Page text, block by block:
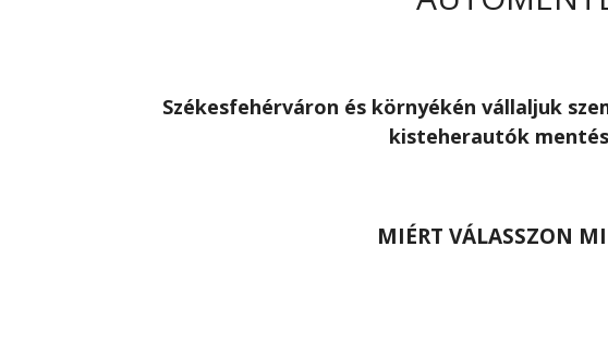
Székesfehérváron és környékén vállaljuk
kisteherautók
MIÉRT VÁLASSZON